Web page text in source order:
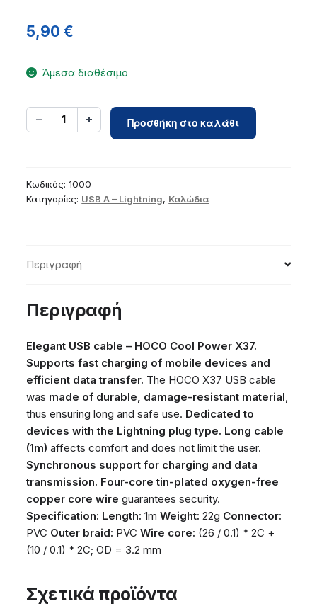
5,90€
Άμεσα διαθέσιμο
− 1 +
Cable
USB
Hoco
Προσθήκη στο καλάθι
Κωδικός:1000
Κατηγορίες: USB A – Lightning, Καλώδια
Περιγραφή
Περιγραφή
Elegant USB cable – HOCO Cool Power X37.
Supports fast charging of mobile devices and
efficient data transfer. The HOCO X37 USB cable
was made of durable, damage-resistant material,
thus ensuring long and safe use. Dedicated to
devices with the Lightning plug type. Long cable
(1m) affects comfort and does not limit the user.
Synchronous support for charging and data
transmission. Four-core tin-plated oxygen-free
copper core wire guarantees security.
Specification: Length: 1mWeight: 22g Connector:
PVC Outer braid: PVCWire core: (26 / 0.1) * 2C +
(10 / 0.1) * 2C; OD = 3.2 mm
Σχετικά προϊόντα